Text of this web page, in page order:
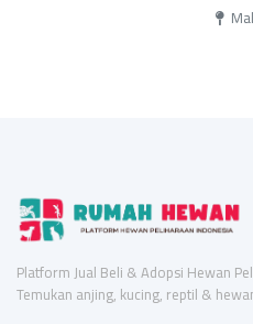
Platform Jual Beli & Adopsi Hewan
Temukan anjing, kucing, reptil &